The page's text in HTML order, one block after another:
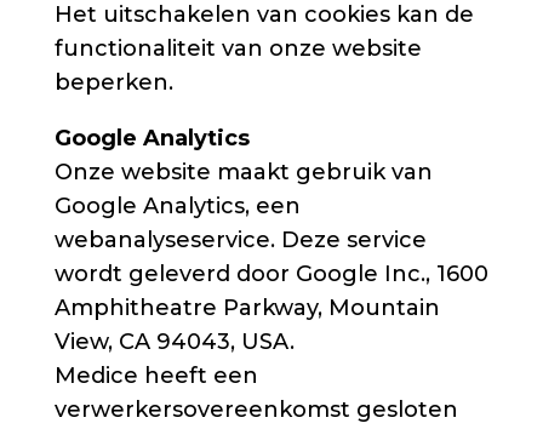
Het uitschakelen van cookies kan de
functionaliteit van onze website
beperken.
Google Analytics
Onze website maakt gebruik van
Google Analytics, een
webanalyseservice. Deze service
wordt geleverd door Google Inc., 1600
Amphitheatre Parkway, Mountain
View, CA 94043, USA.
Medice heeft een
verwerkersovereenkomst gesloten